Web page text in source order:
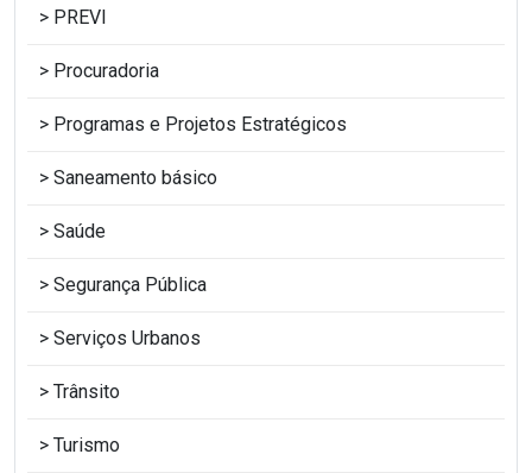
PREVI
Procuradoria
Programas e Projetos Estratégicos
Saneamento básico
Saúde
Segurança Pública
Serviços Urbanos
Trânsito
Turismo